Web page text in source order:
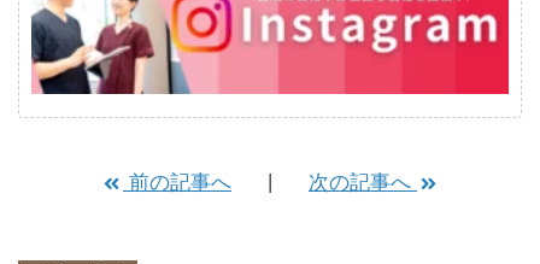
前の記事へ 次の記事へ